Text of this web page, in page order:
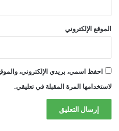
الموقع الإلكتروني
احفظ اسمي، بريدي الإلكتروني،
لاستخدامها المرة المقبلة في تعليقي.